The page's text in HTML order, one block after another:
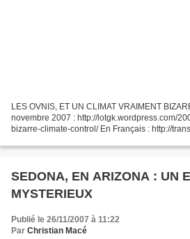
LES OVNIS, ET UN CLIMAT VRAIMENT
novembre 2007 : http://lotgk.wordpress.com/
bizarre-climate-control/ En Français : http://
cause-of-bizarre-climate-
SEDONA, EN ARIZONA : UN
MYSTERIEUX
Publié le 26/11/2007 à 11:22
Par Christian Macé